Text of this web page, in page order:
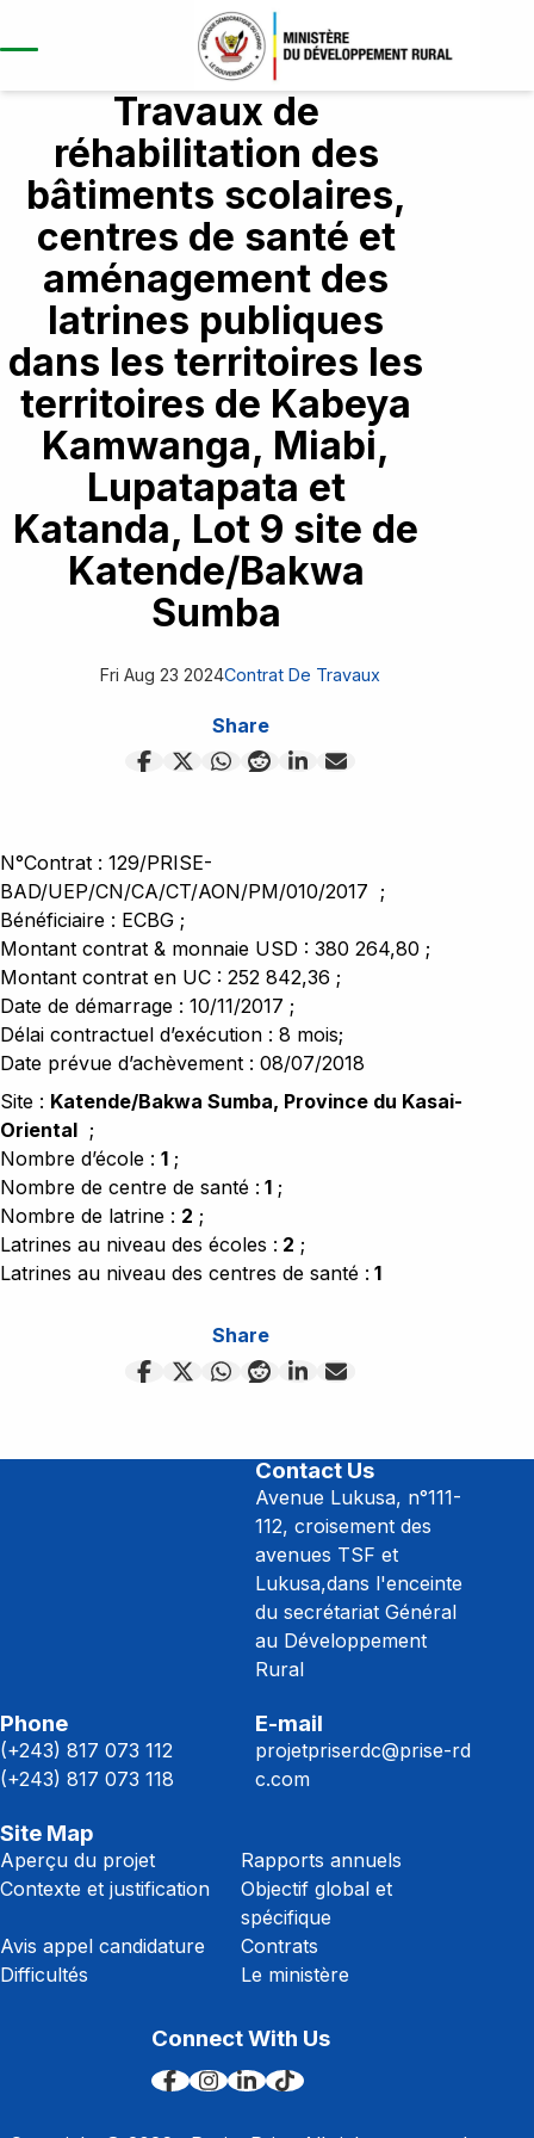
A propos
Aperçu du projet
Contexte et justification
Objectif global et spécifique
Résultats attendus
Répertoire/Ouvrages
Kasaï
Kasaï central
Kasaï oriental
Lomami
Sankuru
Haut-lomami
Kwango
Composantes
Développement des
infrastructres
Études et renforcement des
capacités
Coordination et gestion du projet
Publication
Nouvelles
Rapports annuels
Contrats
Contrat des biens
Contrat des services
Contrat de travaux
Opportunites
Appels d'offres
Appel a manifestation d'intérêt
Le ministère
Travaux de
réhabilitation des
bâtiments scolaires,
centres de santé et
aménagement des
latrines publiques
dans les territoires les
territoires de Kabeya
Kamwanga, Miabi,
Lupatapata et
Katanda, Lot 9 site de
Katende/Bakwa
Sumba
Fri Aug 23 2024Contrat De Travaux
Share
N°Contrat : 129/PRISE-
BAD/UEP/CN/CA/CT/AON/PM/010/2017  ;
Bénéficiaire : ECBG ;
Montant contrat & monnaie USD : 380 264,80 ;
Montant contrat en UC : 252 842,36 ;
Date de démarrage : 10/11/2017 ;
Délai contractuel d’exécution : 8 mois;
Date prévue d’achèvement : 08/07/2018
Site : Katende/Bakwa Sumba, Province du Kasai-
Oriental ;
Nombre d’école : 1 ;
Nombre de centre de santé : 1 ;
Nombre de latrine : 2 ;
Latrines au niveau des écoles : 2 ;
Latrines au niveau des centres de santé : 1
Share
Contact Us
Avenue Lukusa, n°111-
112, croisement des
avenues TSF et
Lukusa,dans l'enceinte
du secrétariat Général
au Développement
Rural
Phone
(+243) 817 073 112
(+243) 817 073 118
E-mail
projetpriserdc@prise-rd
c.com
Site Map
Aperçu du projet
Rapports annuels
Contexte et justification
Objectif global et
spécifique
Avis appel candidature
Contrats
Difficultés
Le ministère
Connect With Us